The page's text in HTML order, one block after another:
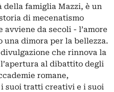
della famiglia Mazzi, è un
di mecenatismo
avviene da secoli - l’amore
dimora per la bellezza.
che rinnova la
al dibattito degli
romane,
suoi tratti creativi e i suoi